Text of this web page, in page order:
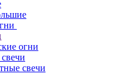
огни
свечи